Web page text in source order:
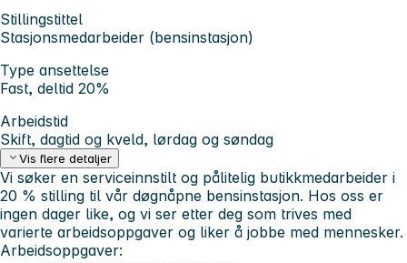
Stillingstittel
Stasjonsmedarbeider (bensinstasjon)
Type ansettelse
Fast, deltid 20%
Arbeidstid
Skift, dagtid og kveld, lørdag og søndag
Vis flere detaljer
Vi søker en serviceinnstilt og pålitelig butikkmedarbeider i
20 % stilling til vår døgnåpne bensinstasjon. Hos oss er
ingen dager like, og vi ser etter deg som trives med
varierte arbeidsoppgaver og liker å jobbe med mennesker.
Arbeidsoppgaver: